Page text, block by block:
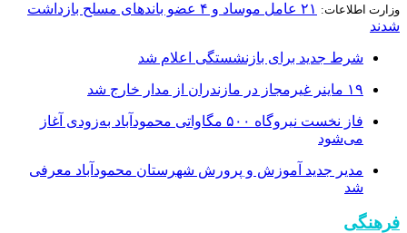
وزارت اطلاعات:
۲۱ عامل موساد و ۴ عضو باند‌های مسلح بازداشت
شدند
شرط جدید برای بازنشستگی اعلام شد
۱۹ ماینر غیرمجاز در مازندران از مدار خارج شد
فاز نخست نیروگاه ۵۰۰ مگاواتی محمودآباد به‌زودی آغاز
می‌شود
مدیر جدید آموزش و پرورش شهرستان محمودآباد معرفی
شد
فرهنگی